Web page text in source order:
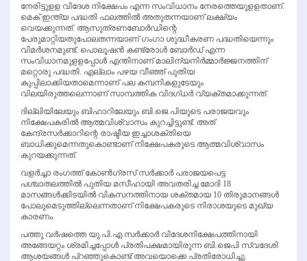
നേരിട്ടുളള വിദേശ നിക്ഷേപം എന്ന സംവിധാനം നേരത്തെയുളളതാണ്.
മെക് ഇന്ത്യ പദ്ധതി ഫലത്തില്‍ അതുതന്നയാണ് ലക്ഷ്യം
വെയക്കുന്നത്. ആസുത്രണബോര്‍ഡിന്റെ
പേരുമാറ്റിയതുപോലതന്നയാണ് ഗംഗാ ശുദ്ധീകരണ പദ്ധതിയെന്നും
വിമര്‍ശനമുണ്ട്. പൊലൂഷന്‍ കണ്ട്രോള്‍ ബോര്‍ഡ് എന്ന
സംവിധാനമുളളപ്പോള്‍ എന്തിനാണ് മാലിന്യനിര്‍മ്മാര്‍ജ്ജനത്തിന്
മറ്റൊരു പദ്ധതി. എല്ലാം പഴയ വീഞ്ഞ് പുതിയ
കുപ്പിലാക്കിയതാമെന്നാണ് പല കമ്പനികളുടേയും
വിലയിരുത്തലെന്നാണ് സാമ്പത്തിക വിദഗ്ധര്‍ വ്യക്തമാക്കുന്നത്.
ദില്ലിയിലേയും ബിഹാറിലേയും ബി.ജെ.പിയുടെ പരാജയവും
നിക്ഷേപകരില്‍ ആത്മവിശ്വാസം കുറച്ചിട്ടുണ്ട്. അത്
കേന്ദ്രസര്‍ക്കാറിന്റെ രാഷ്ടീയ ഇച്ചാശക്തിയെ
ബാധിക്കുമെന്നതുകൊണ്ടാണ് നിക്ഷേപകരുടെ ആത്മവിശ്വാസം
കുറയക്കുന്നത്.
വളര്‍ച്ചാ രംഗത്ത് കോണ്‍ഗ്രസ് സര്‍ക്കാര്‍ പരാജയപെട്ട
പശ്ചാതലത്തില്‍ പുതിയ മസീഹായി അവതരിച്ച മോദി 18
മാസങ്ങള്‍ക്കിടയില്‍ വികസനത്തിനായ ശക്തമായ 10 തിരുമാനങ്ങള്‍
പോലുമെടുത്തില്ലെന്നതാണ് നിക്ഷേപകരുടെ നിരാശയുടെ മുഖ്യ
കാരണം.
പത്തു വര്‍ഷത്തെ യു.പി.എ സര്‍ക്കാര്‍ വിദേശനിക്ഷേപത്തിനായി
അങ്ങേയറ്റം ശ്രമിച്ചപ്പോള്‍ പ്രതിപക്ഷമായിരുന്ന ബി.ജെപി സ്വദേശി
ആശയങ്ങള്‍ പ്‌റഞ്ഞുകൊണ്ട് അവയൊക്കെ പ്രതിരോധിച്ചു.